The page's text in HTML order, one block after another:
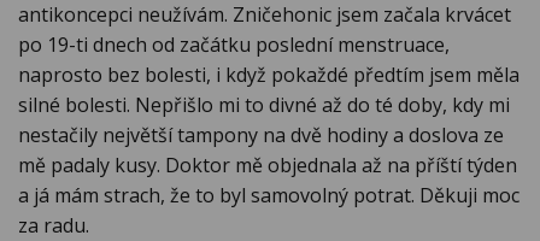
antikoncepci neužívám. Zničehonic jsem začala krvácet
po 19-ti dnech od začátku poslední menstruace,
naprosto bez bolesti, i když pokaždé předtím jsem měla
silné bolesti. Nepřišlo mi to divné až do té doby, kdy mi
nestačily největší tampony na dvě hodiny a doslova ze
mě padaly kusy. Doktor mě objednala až na příští týden
a já mám strach, že to byl samovolný potrat. Děkuji moc
za radu.